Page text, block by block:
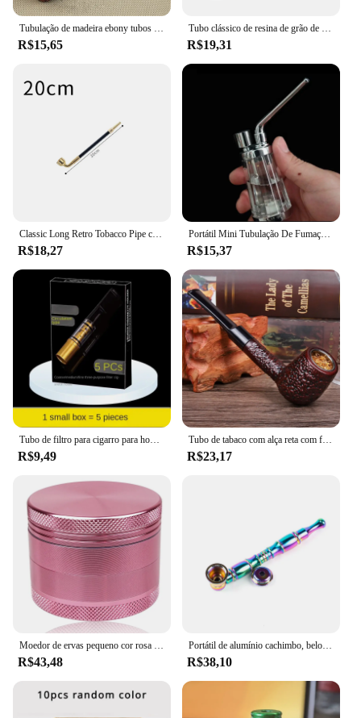
Tubulação de madeira ebony tubos de fumo portátil erva tubo de tabaco moedor fumaça presentes preto/café 2 cores
R$15,65
Tubo clássico de resina de grão de madeira, filtro de chaminé, cachimbos longos para fumar, cachimbo de tabaco, presentes de charuto, moedor de presente, bocal de fumaça
R$19,31
Classic Long Retro Tobacco Pipe com Copper Smoke Pot, Acessórios para fumar, Atacado, Varejo, 20 cm, 25 cm, 30 cm, 35 cm, 40 cm, 45cm
R$18,27
Portátil Mini Tubulação De Fumaça De Água, Tubulação De Água Engarrafada, Pedra De Fumaça, Filtro De Metal Saudável, Presente Popular, 1Pc
R$15,37
R$9,49
Tubo de tabaco com alça reta com filtros, resina, madeira, vermelho escuro, chama, cachimbos, presente clássico para pai, ferramentas de fumaça
R$23,17
R$43,48
Portátil de alumínio cachimbo, belo design, tubos Acessório Kit, queima de fumaça, cigarro seco, erva, arco-íris, 125 milímetros
R$38,10